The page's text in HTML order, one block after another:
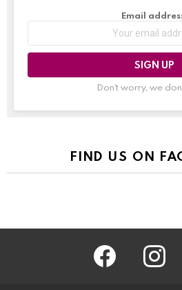
Email
Don't worry, we
FIND US ON
facebook